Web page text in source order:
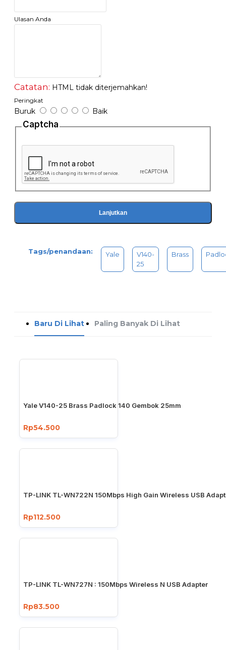
Ulasan Anda
Catatan: HTML tidak diterjemahkan!
Peringkat
Buruk Baik
Captcha
Lanjutkan
Tags/penandaan: Yale
V140-
25
Brass
Baru Di Lihat Paling Banyak Di Lihat
Yale V140-25 Brass Padlock 140 Gembok 25mm
Rp54.500
TP-LINK TL-WN722N 150Mbps High Gain Wireless USB
Rp112.500
TP-LINK TL-WN727N : 150Mbps Wireless N USB Adapter
Rp83.500